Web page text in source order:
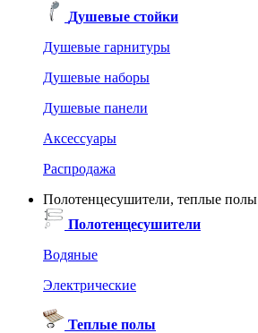
Душевые стойки
Душевые гарнитуры
Душевые наборы
Душевые панели
Аксессуары
Распродажа
Полотенцесушители, теплые полы
Полотенцесушители
Водяные
Электрические
Теплые полы